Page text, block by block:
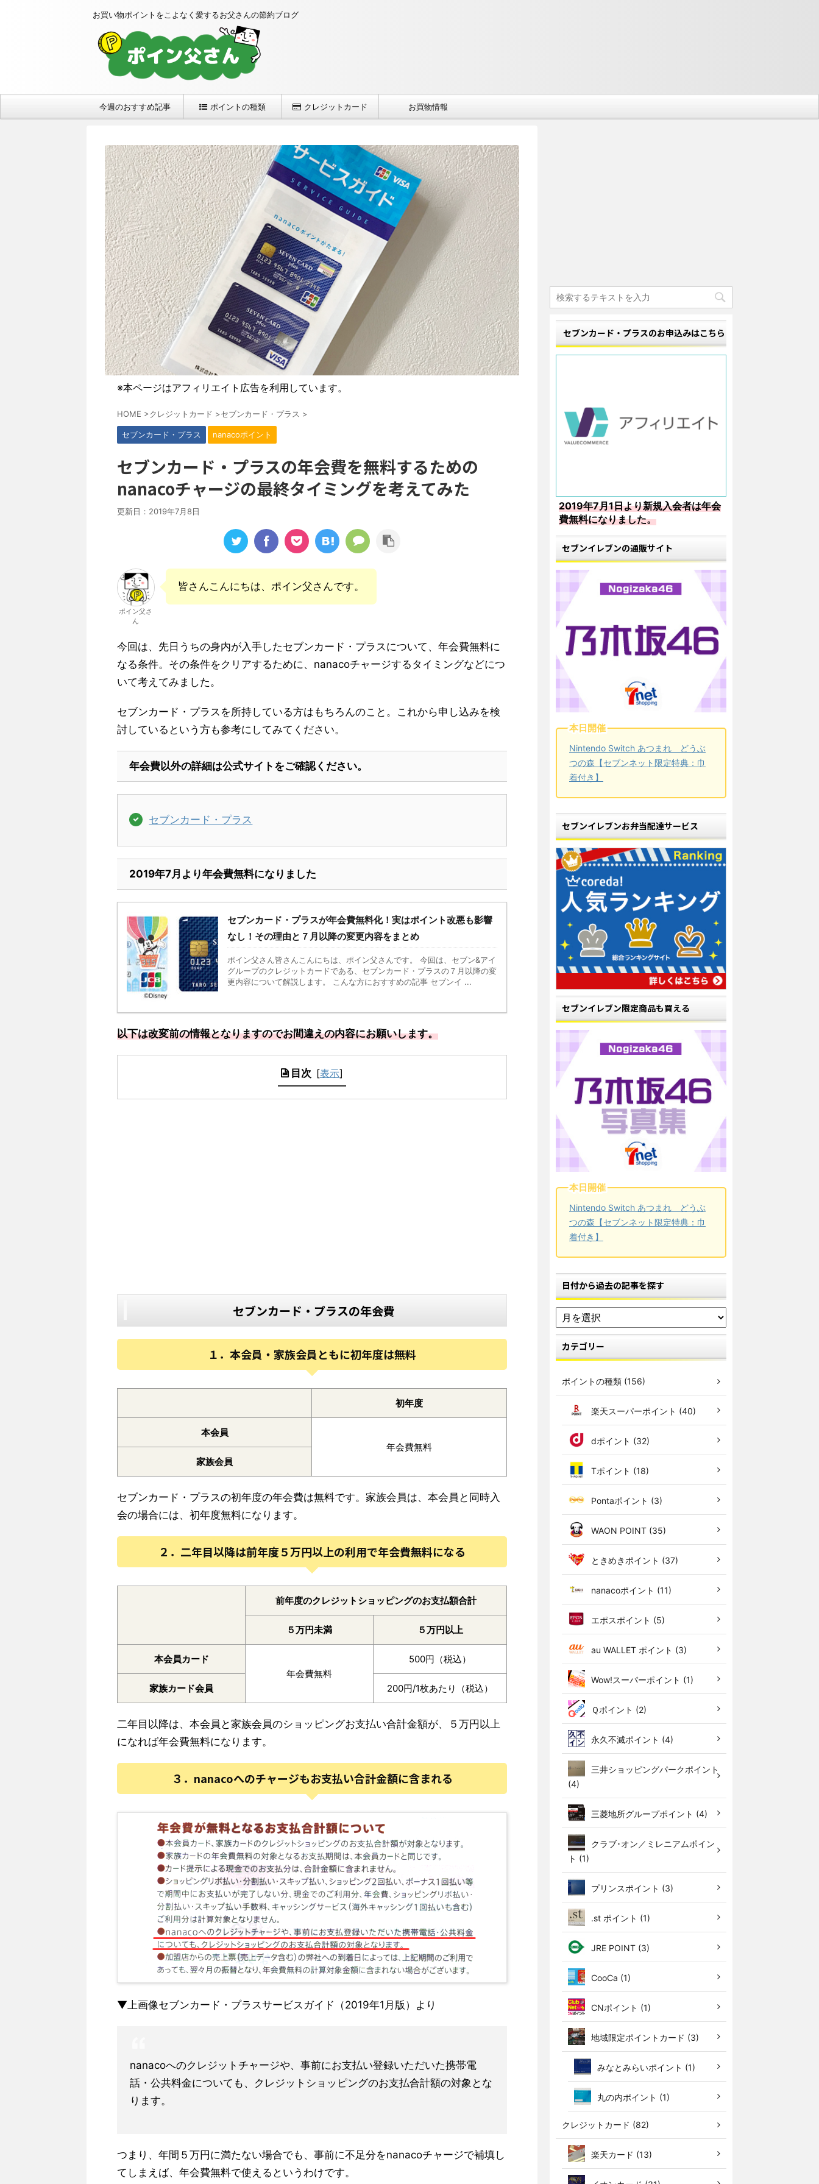
お買い物ポイントをこよなく愛するお父さんの節約ブログ
今週のおすすめ記事 ポイントの種類 クレジットカード お買物情報
※本ページはアフィリエイト広告を利用しています。
HOME >クレジットカード >セブンカード・プラス >
セブンカード・プラス nanacoポイント
セブンカード・プラスの年会費を無料するための
nanacoチャージの最終タイミングを考えてみた
更新日： 2019年7月8日
ポイン父さ
ん
皆さんこんにちは、ポイン父さんです。
今回は、先日うちの身内が入手したセブンカード・プラスについて、年会費無料に
なる条件。その条件をクリアするために、nanacoチャージするタイミングなどにつ
いて考えてみました。
セブンカード・プラスを所持している方はもちろんのこと。これから申し込みを検
討しているという方も参考にしてみてください。
年会費以外の詳細は公式サイトをご確認ください。
セブンカード・プラス
2019年7月より年会費無料になりました
セブンカード・プラスが年会費無料化！実はポイント改悪も影響
なし！その理由と７月以降の変更内容をまとめ
ポイン父さん皆さんこんにちは、ポイン父さんです。 今回は、セブン&アイ
グループのクレジットカードである、セブンカード・プラスの７月以降の変
更内容について解説します。 こんな方におすすめの記事 セブンイ ...
以下は改変前の情報となりますのでお間違えの内容にお願いします。
目次 [表示]
セブンカード・プラスの年会費
１．本会員・家族会員ともに初年度は無料
初年度
本会員
年会費無料
家族会員
セブンカード・プラスの初年度の年会費は無料です。家族会員は、本会員と同時入
会の場合には、初年度無料になります。
２．二年目以降は前年度５万円以上の利用で年会費無料になる
前年度のクレジットショッピングのお支払額合計
５万円未満 ５万円以上
本会員カード
年会費無料
500円（税込）
家族カード会員 200円/1枚あたり（税込）
二年目以降は、本会員と家族会員のショッピングお支払い合計金額が、５万円以上
になれば年会費無料になります。
３．nanacoへのチャージもお支払い合計金額に含まれる
▼上画像セブンカード・プラスサービスガイド（2019年1月版）より
nanacoへのクレジットチャージや、事前にお支払い登録いただいた携帯電
話・公共料金についても、クレジットショッピングのお支払合計額の対象とな
ります。
つまり、年間５万円に満たない場合でも、事前に不足分をnanacoチャージで補填し
てしまえば、年会費無料で使えるというわけです。
セブンカード・プラスのお申込みはこちら
2019年7月1日より新規入会者は年会
費無料になりました。
セブンイレブンの通販サイト
本日開催
Nintendo Switch あつまれ どうぶ
つの森【セブンネット限定特典：巾
着付き】
セブンイレブンお弁当配達サービス
セブンイレブン限定商品も買える
本日開催
Nintendo Switch あつまれ どうぶ
つの森【セブンネット限定特典：巾
着付き】
日付から過去の記事を探す
カテゴリー
ポイントの種類 (156)
楽天スーパーポイント (40)
dポイント (32)
Tポイント (18)
Pontaポイント (3)
WAON POINT (35)
ときめきポイント (37)
nanacoポイント (11)
エポスポイント (5)
au WALLET ポイント (3)
Wow!スーパーポイント (1)
Ｑポイント (2)
永久不滅ポイント (4)
三井ショッピングパークポイント
(4)
三菱地所グループポイント (4)
クラブ･オン／ミレニアムポイン
ト (1)
プリンスポイント (3)
.st ポイント (1)
JRE POINT (3)
CooCa (1)
CNポイント (1)
地域限定ポイントカード (3)
みなとみらいポイント (1)
丸の内ポイント (1)
クレジットカード (82)
楽天カード (13)